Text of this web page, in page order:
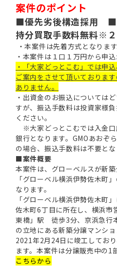
案件のポイント
■優先劣後構造採用
持分買取手数料無料※２
・本案件は先着方式となります
・本案件は１口１万円から申込
・「大家どっとこむ」では申
ご案内をさせて頂いておりま
ありません。
・出資金のお振込については
すが、振込手数料は投資家様
ください。
※大家どっとこむでは入金口
銀行となります。GMOあおぞ
の場合、振込手数料は不要とな
■案件概要
本案件は、グローベルスが新
「グローベル横浜伊勢佐木町
なります。
「グローベル横浜伊勢佐木町
佐木町6丁目に所在し、横浜市
東橋」駅 徒歩3分、京浜急行
の立地にある新築分譲マンショ
2021年2月24日に竣工してお
ます。本案件は分譲販売中の1
こちらから